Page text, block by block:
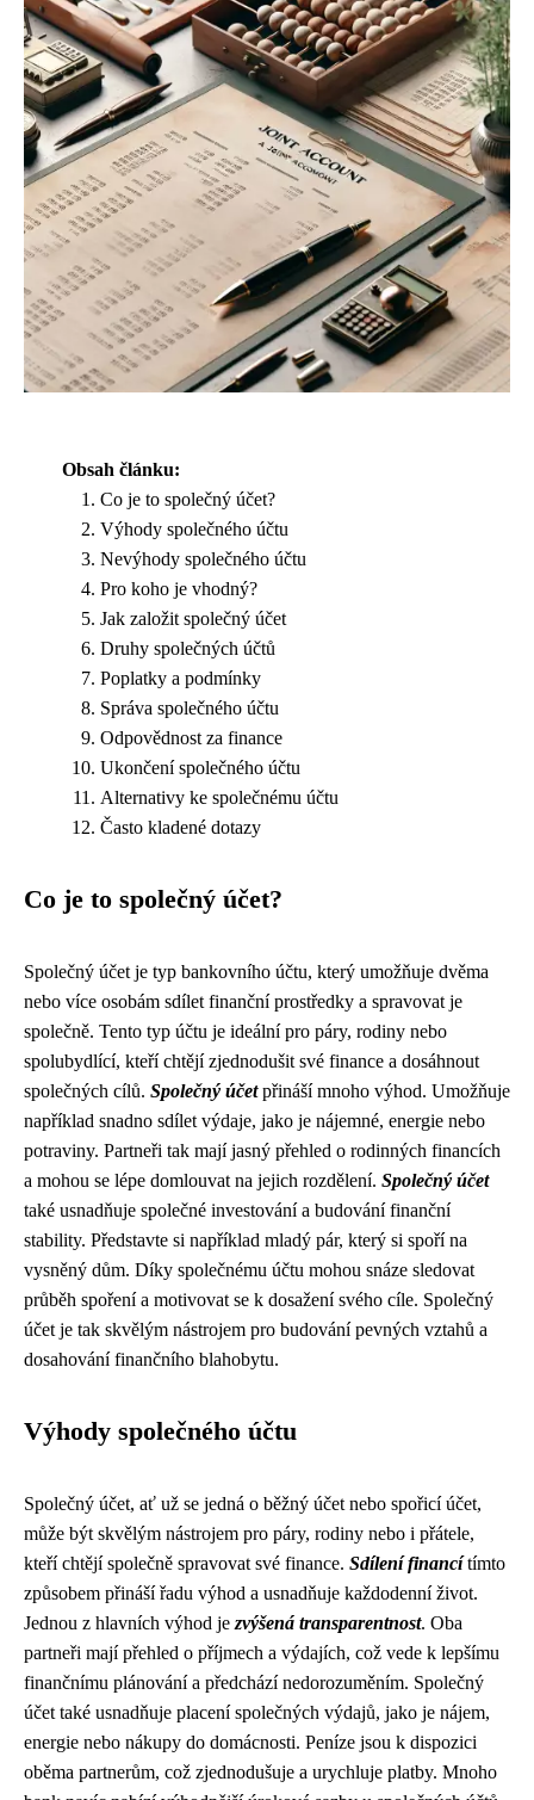
Obsah článku:
Co je to společný účet?
Výhody společného účtu
Nevýhody společného účtu
Pro koho je vhodný?
Jak založit společný účet
Druhy společných účtů
Poplatky a podmínky
Správa společného účtu
Odpovědnost za finance
Ukončení společného účtu
Alternativy ke společnému účtu
Často kladené dotazy
Co je to společný účet?
Společný účet je typ bankovního účtu, který umožňuje dvěma
nebo více osobám sdílet finanční prostředky a spravovat je
společně. Tento typ účtu je ideální pro páry, rodiny nebo
spolubydlící, kteří chtějí zjednodušit své finance a dosáhnout
společných cílů. Společný účetpřináší mnoho výhod. Umožňuje
například snadno sdílet výdaje, jako je nájemné, energie nebo
potraviny. Partneři tak mají jasný přehled o rodinných financích
a mohou se lépe domlouvat na jejich rozdělení. Společný účet
také usnadňuje společné investování a budování finanční
stability. Představte si například mladý pár, který si spoří na
vysněný dům. Díky společnému účtu mohou snáze sledovat
průběh spoření a motivovat se k dosažení svého cíle. Společný
účet je tak skvělým nástrojem pro budování pevných vztahů a
dosahování finančního blahobytu.
Výhody společného účtu
Společný účet, ať už se jedná o běžný účet nebo spořicí účet,
může být skvělým nástrojem pro páry, rodiny nebo i přátele,
kteří chtějí společně spravovat své finance. Sdílení financítímto
způsobem přináší řadu výhod a usnadňuje každodenní život.
Jednou z hlavních výhod je zvýšená transparentnost. Oba
partneři mají přehled o příjmech a výdajích, což vede k lepšímu
finančnímu plánování a předchází nedorozuměním. Společný
účet také usnadňuje placení společných výdajů, jako je nájem,
energie nebo nákupy do domácnosti. Peníze jsou k dispozici
oběma partnerům, což zjednodušuje a urychluje platby. Mnoho